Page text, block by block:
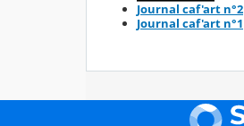
Journal caf'art n°2
Journal caf'art n°1